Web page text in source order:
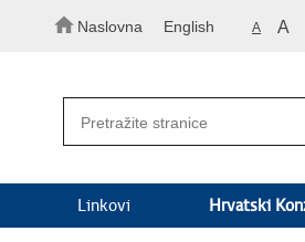
Naslovna English A A
Linkovi Hrvatski